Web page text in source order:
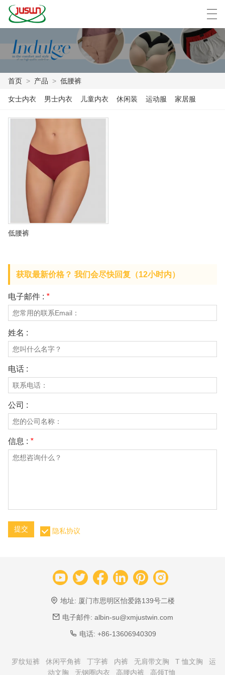
首页
产品
联系我们
关于我们
Deutsch English Español
首页 > 产品 > 低腰裤
女士内衣 男士内衣 儿童内衣 休闲装 运动服 家居服
低腰裤
获取最新价格？ 我们会尽快回复（12小时内）
电子邮件 : *
姓名 :
电话 :
公司 :
信息 : *
提交 隐私协议
地址: 厦门市思明区怡爱路139号二楼
电子邮件: albin-su@xmjustwin.com
电话: +86-13606940309
罗纹短裤 休闲平角裤 丁字裤 内裤 无肩带文胸 T 恤文胸
运
动文胸
无钢圈内衣 高腰内裤 高领T恤